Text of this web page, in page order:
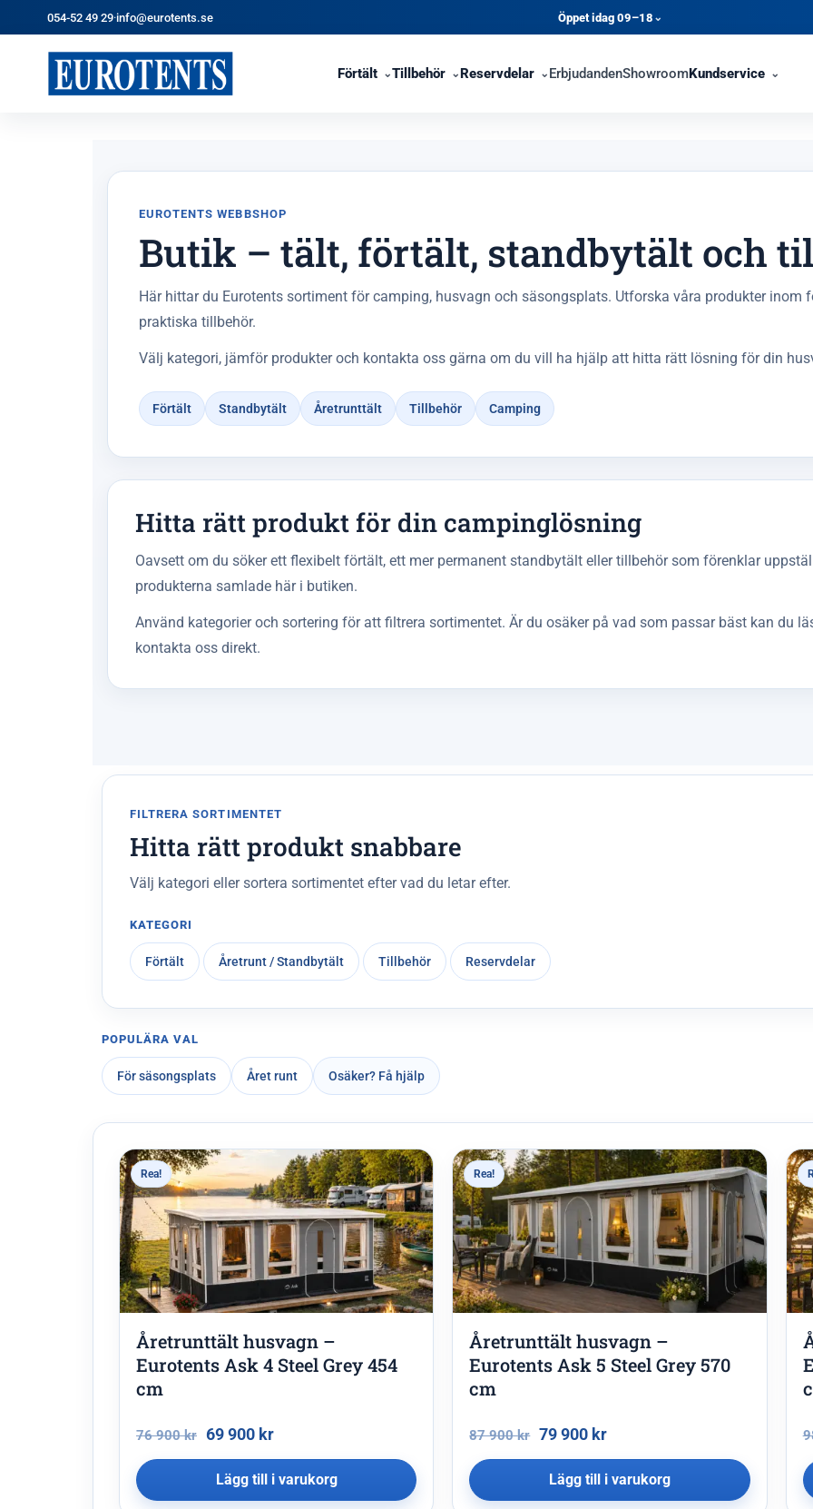
054-52 49 29·info@eurotents.se Öppet idag 09–18 ⌄
Förtält Tillbehör Reservdelar ErbjudandenShowroomKundservice
EUROTENTS WEBBSHOP
Butik – tält, förtält, standbytält och
Här hittar du Eurotents sortiment för camping, husvagn och säsongsplats. Utforska våra produkter inom
praktiska tillbehör.
Välj kategori, jämför produkter och kontakta oss gärna om du vill ha hjälp att hitta rätt lösning för din
Förtält Standbytält Åretrunttält Tillbehör Camping
Hitta rätt produkt för din campinglösning
Oavsett om du söker ett flexibelt förtält, ett mer permanent standbytält eller tillbehör som förenklar
produkterna samlade här i butiken.
Använd kategorier och sortering för att filtrera sortimentet. Är du osäker på vad som passar bäst kan du
kontakta oss direkt.
FILTRERA SORTIMENTET
Hitta rätt produkt snabbare
Välj kategori eller sortera sortimentet efter vad du letar efter.
KATEGORI
Förtält Åretrunt / Standbytält Tillbehör Reservdelar
POPULÄRA VAL
För säsongsplats Året runt Osäker? Få hjälp
Rea!
Åretrunttält husvagn –
Eurotents Ask 4 Steel Grey 454
cm
76 900kr 69 900 kr
Lägg till i varukorg
Rea!
Åretrunttält husvagn –
Eurotents Ask 5 Steel Grey 570
cm
87 900kr 79 900 kr
Lägg till i varukorg